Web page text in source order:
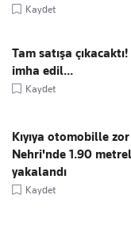
Kaydet
Tam satışa
imha edil...
Kaydet
Kıyıya otomobille
Nehri'nde 1.90
yakalandı
Kaydet